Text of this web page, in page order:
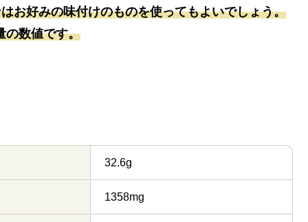
お好みの味付けのものを使ってもよいでしょう。
の数値です。
32.6g
1358mg